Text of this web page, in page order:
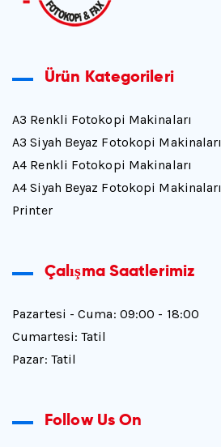
Ürün Kategorileri
A3 Renkli Fotokopi Makinaları
A3 Siyah Beyaz Fotokopi Makinaları
A4 Renkli Fotokopi Makinaları
A4 Siyah Beyaz Fotokopi Makinaları
Printer
Çalışma Saatlerimiz
Pazartesi - Cuma: 09:00 - 18:00
Cumartesi: Tatil
Pazar: Tatil
Follow Us On